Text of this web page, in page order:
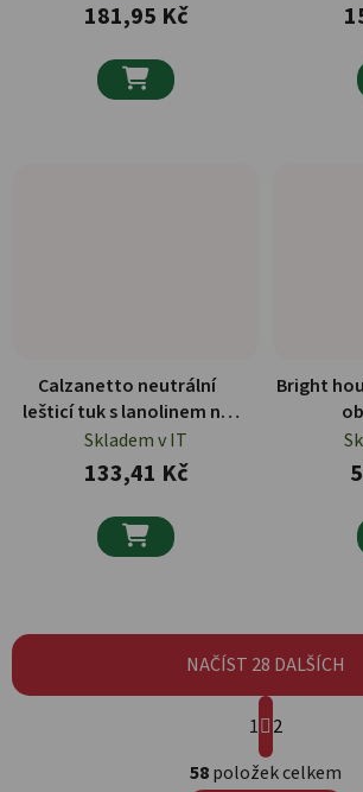
181,95 Kč

Calzanetto neutrální
lešticí tuk s lanolinem na
boty 100 ml
Skladem v IT
133,41 Kč

Bright
NAČÍST 28 DALŠÍCH
1
2
58položek celkem